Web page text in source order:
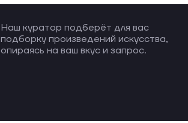
Наш куратор подберёт для вас
подборку произведений искусства,
опираясь на ваш вкус и запрос.